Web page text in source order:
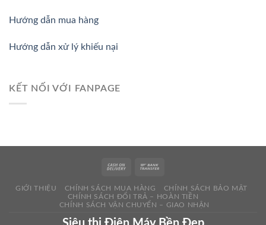
Hướng dẫn mua hàng
Hướng dẫn xử lý khiếu nại
KẾT NỐI VỚI FANPAGE
GIỚI THIỆU CHÍNH SÁCH MUA HÀNG
CHÍNH SÁCH BẢO MẬT
CHÍNH SÁCH ĐỔI TRẢ – HOÀN TIỀN
CHÍNH SÁCH VẬN CHUYỂN – GIAO NHẬN